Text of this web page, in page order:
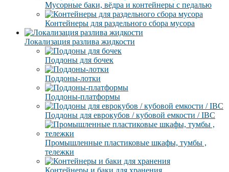
Мусорные баки, вёдра и контейнеры с педалью
Контейнеры для раздельного сбора мусора
Локализация разлива жидкости
Поддоны для бочек
Поддоны-лотки
Поддоны-платформы
Поддоны для еврокубов / кубовой емкости / IBC
Промышленные пластиковые шкафы, тумбы ,
тележки
Контейнеры и баки для хранения